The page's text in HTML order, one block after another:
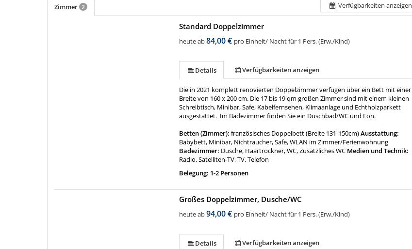
Verfügbarkeiten anzeigen
Zimmer 2
Standard Doppelzimmer
heute ab84,00 € pro Einheit/ Nacht für 1 Pers. (Erw./Kind)
Details Verfügbarkeiten anzeigen
Die in 2021 komplett renovierten Doppelzimmer verfügen über ein Bett mit einer
Breite von 160 x 200 cm. Die 17 bis 19 qm großen Zimmer sind mit einem kleinen
Schreibtisch, Minibar, Safe, Kabelfernsehen, Klimaanlage und Echtholzparkett
ausgestattet. Im Badezimmer finden Sie ein Duschbad/WC und Fön.
Betten (Zimmer):französisches Doppelbett (Breite 131-150cm)Ausstattung:
Babybett, Minibar, Nichtraucher, Safe, WLAN im Zimmer/Ferienwohnung
Badezimmer: Dusche, Haartrockner, WC, Zusätzliches WC Medien und Technik:
Radio, Satelliten-TV, TV, Telefon
Belegung: 1-2 Personen
Großes Doppelzimmer, Dusche/WC
heute ab94,00 € pro Einheit/ Nacht für 1 Pers. (Erw./Kind)
Details Verfügbarkeiten anzeigen